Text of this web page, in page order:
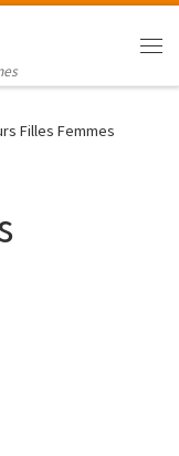
Filles Femmes